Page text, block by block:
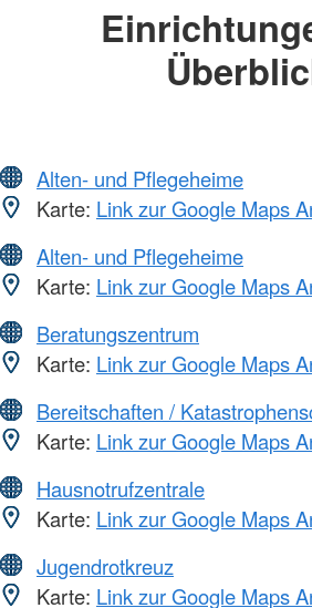
Alten- und Pflegeheime
Karte: Link zur Google Maps
Alten- und Pflegeheime
Karte: Link zur Google Maps
Beratungszentrum
Karte: Link zur Google Maps
Bereitschaften /
Karte: Link zur Google Maps
Hausnotrufzentrale
Karte: Link zur Google Maps
Jugendrotkreuz
Karte: Link zur Google Maps